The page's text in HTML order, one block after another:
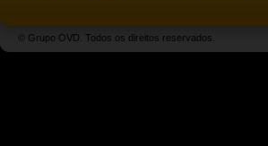
© Grupo OVD. Todos os direitos reservados.